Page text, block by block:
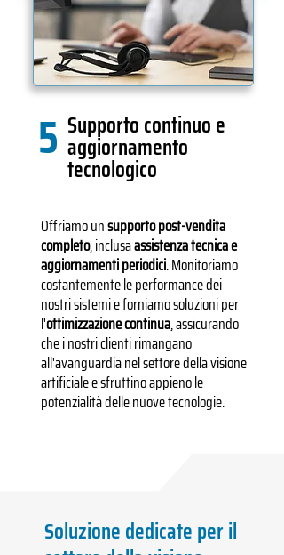
5 Supporto continuo e
aggiornamento
tecnologico
Offriamo unsupporto post-vendita
completo, inclusaassistenza tecnica e
aggiornamenti periodici. Monitoriamo
costantemente le performance dei
nostri sistemi e forniamo soluzioni per
l'ottimizzazione continua, assicurando
che i nostri clienti rimangano
all'avanguardia nel settore della visione
artificiale e sfruttino appieno le
potenzialità delle nuove tecnologie.
Soluzione dedicate per il